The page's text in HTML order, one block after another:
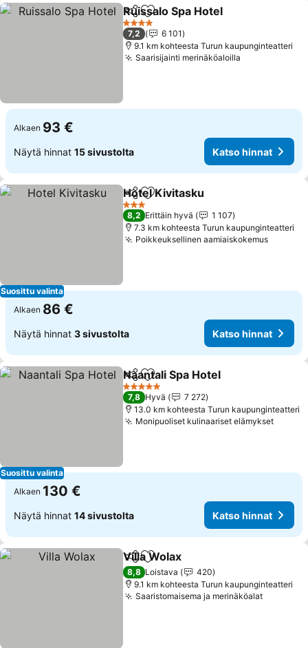
Jaa Lisää suosikkeihin
Ruissalo Spa Hotel
4 Tähtiluokitus
7,2
6 101
9.1 km kohteesta Turun kaupunginteatteri
Saarisijainti merinäköaloilla
Alkaen 93 €
Näytä hinnat 15 sivustolta Katso hinnat
Suosittu valinta
Jaa Lisää suosikkeihin
Hotel Kivitasku
3 Tähtiluokitus
8,2 Erittäin hyvä
1 107
7.3 km kohteesta Turun kaupunginteatteri
Poikkeuksellinen aamiaiskokemusKatso
Alkaen 86 €
Näytä hinnat 3 sivustolta Katso hinnat
Suosittu valinta
Jaa Lisää suosikkeihin
Naantali Spa Hotel
5 Tähtiluokitus
7,8 Hyvä
7 272
13.0 km kohteesta Turun kaupunginteatteri
Monipuoliset kulinaariset elämyksetKatso
Alkaen 130 €
Näytä hinnat 14 sivustolta Katso hinnat
Jaa Lisää suosikkeihin
Villa Wolax
8,8 Loistava
420
9.1 km kohteesta Turun kaupunginteatteri
Saaristomaisema ja merinäköalatKatso